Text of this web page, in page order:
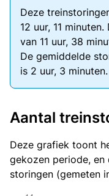
Deze
12 uur, 11
van 11 uur, 38
De gemiddelde
is 2 uur, 3 minuten.
Aantal
Deze grafiek toont
gekozen periode,
storingen (gemeten